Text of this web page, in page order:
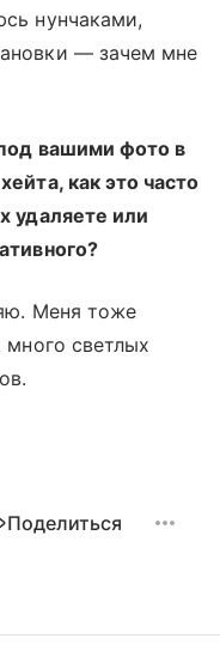
нунчаками,
— зачем мне
вашими фото в
как это часто
удаляете или
Меня тоже
много светлых
Поделиться